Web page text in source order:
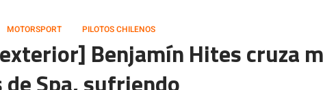
MOTORSPORT PILOTOS CHILENOS
Benjamín Hites cruza